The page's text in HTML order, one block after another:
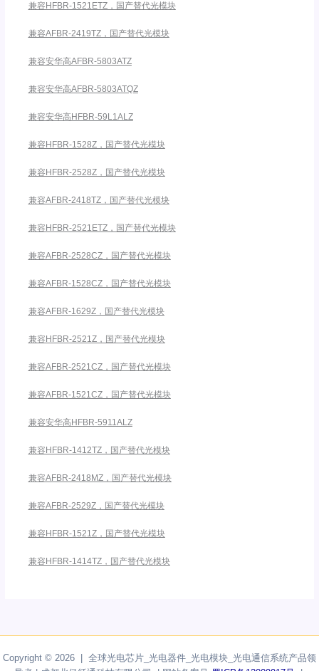
兼容HFBR-1521ETZ，国产替代光模块
兼容AFBR-2419TZ，国产替代光模块
兼容安华高AFBR-5803ATZ
兼容安华高AFBR-5803ATQZ
兼容安华高HFBR-59L1ALZ
兼容HFBR-1528Z，国产替代光模块
兼容HFBR-2528Z，国产替代光模块
兼容AFBR-2418TZ，国产替代光模块
兼容HFBR-2521ETZ，国产替代光模块
兼容AFBR-2528CZ，国产替代光模块
兼容AFBR-1528CZ，国产替代光模块
兼容AFBR-1629Z，国产替代光模块
兼容HFBR-2521Z，国产替代光模块
兼容AFBR-2521CZ，国产替代光模块
兼容AFBR-1521CZ，国产替代光模块
兼容安华高HFBR-5911ALZ
兼容HFBR-1412TZ，国产替代光模块
兼容AFBR-2418MZ，国产替代光模块
兼容AFBR-2529Z，国产替代光模块
兼容HFBR-1521Z，国产替代光模块
兼容HFBR-1414TZ，国产替代光模块
Copyright © 2026 | 全球光电芯片_光电器件_光电模块_光电通信系统产品领